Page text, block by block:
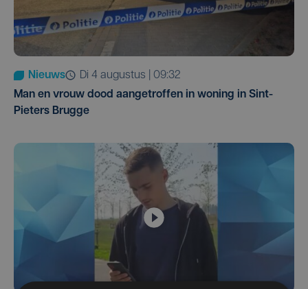
Nieuws
di 4 augustus | 09:32
Man en vrouw dood aangetroffen in woning in Sint-
Pieters Brugge